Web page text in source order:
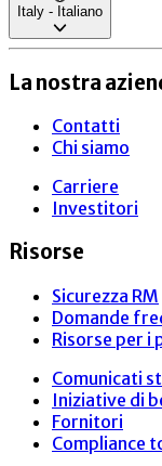
Italy - Italiano
La nostra
Contatti
Chi siamo
Carriere
Investitori
Risorse
Sicurezza RM
Domande
Risorse per i
Comunicati
Iniziative di
Fornitori
Compliance